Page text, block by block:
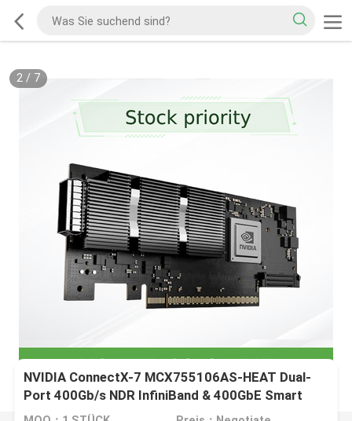
2/ 7
NVIDIA ConnectX-7 MCX755106AS-HEAT Dual-
Port 400Gb/s NDR InfiniBand & 400GbE Smart
Adapter Karte